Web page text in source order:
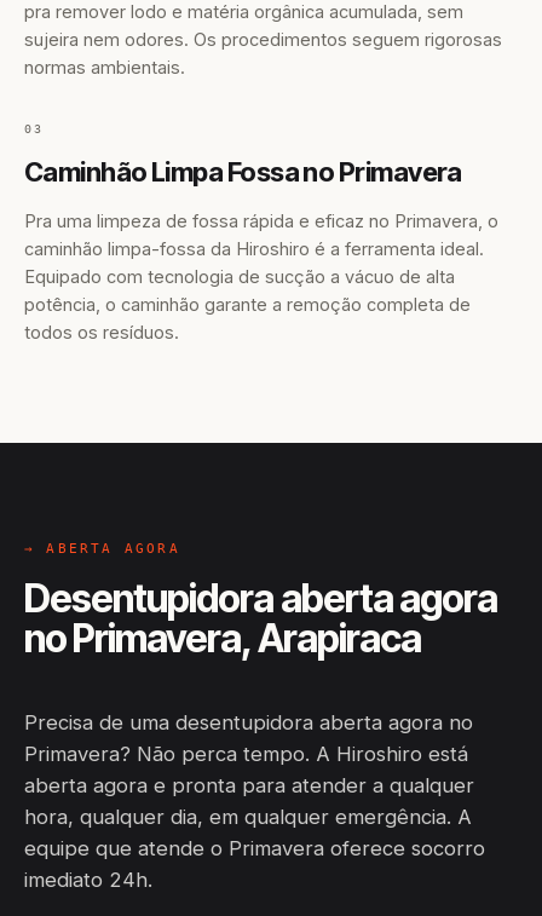
pra remover lodo e matéria orgânica acumulada, sem
sujeira nem odores. Os procedimentos seguem rigorosas
normas ambientais.
03
Caminhão Limpa Fossa no Primavera
Pra uma limpeza de fossa rápida e eficaz no Primavera, o
caminhão limpa-fossa da Hiroshiro é a ferramenta ideal.
Equipado com tecnologia de sucção a vácuo de alta
potência, o caminhão garante a remoção completa de
todos os resíduos.
→ ABERTA AGORA
Desentupidora aberta agora
no Primavera, Arapiraca
Precisa de uma desentupidora aberta agora no
Primavera? Não perca tempo. A Hiroshiro está
aberta agora e pronta para atender a qualquer
hora, qualquer dia, em qualquer emergência. A
equipe que atende o Primavera oferece socorro
imediato 24h.